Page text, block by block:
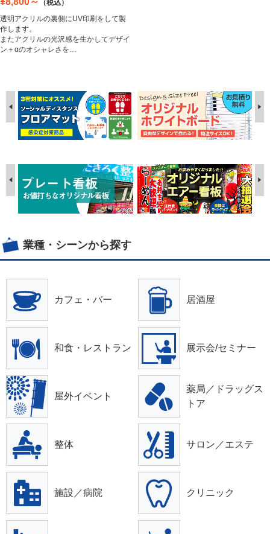
（税込）
透明アクリルの裏側にUV印刷をして製
作します。
またアクリルの光沢感を生かしてデザイ
ン＋αのオシャレさを…
業種・シーンから探す
カフェ・バー 居酒屋
和食・レストラン 展示会/セミナー
屋外イベント
薬局／ドラッグス
トア
整体 サロン／エステ
施設／病院 クリニック